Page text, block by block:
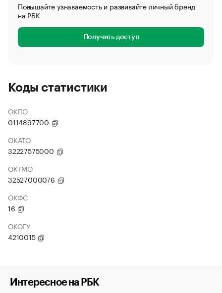
Повышайте узнаваемость и развивайте личный бренд
на РБК
Получить доступ
Коды статистики
ОКПО
0114897700
ОКАТО
32227575000
ОКТМО
32527000076
ОКФС
16
ОКОГУ
4210015
Интересное на РБК